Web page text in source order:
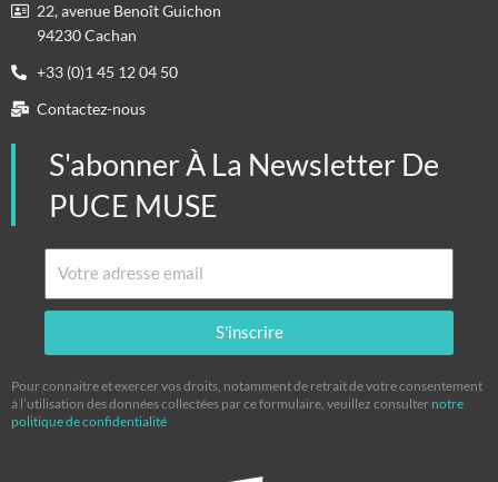
22, avenue Benoît Guichon
94230 Cachan
+33 (0)1 45 12 04 50
Contactez-nous
S'abonner À La Newsletter De
PUCE MUSE
S'inscrire
Pour connaitre et exercer vos droits, notamment de retrait de votre consentement
à l’utilisation des données collectées par ce formulaire, veuillez consulter notre
politique de confidentialité